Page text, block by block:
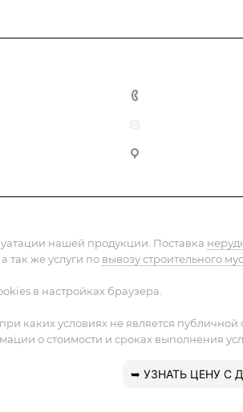
нашей продукции. Поставка
так же услуги по вывозу строительного
в настройках браузера.
каких условиях не является публичной
о стоимости и сроках выполнения